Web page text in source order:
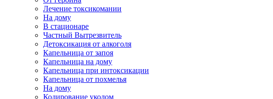
Лечение токсикомании
На дому
В стационаре
Частный Вытрезвитель
Детоксикация от алкоголя
Капельница от запоя
Капельница на дому
Капельница при интоксикации
Капельница от похмелья
На дому
Кодирование уколом